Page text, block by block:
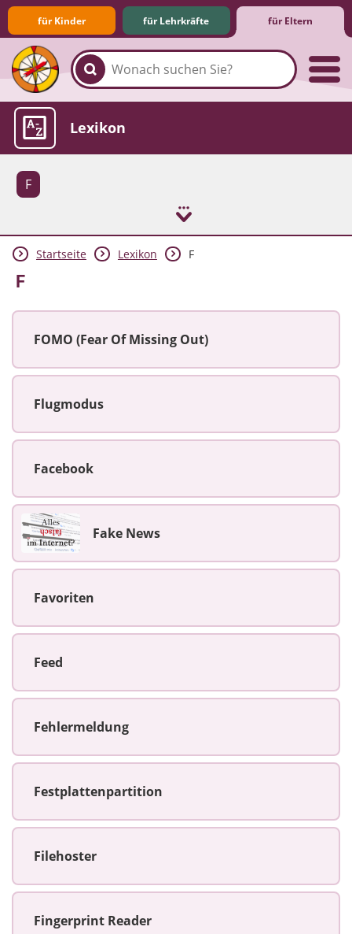
für Kinder für Lehrkräfte für Eltern
Familie & Medien
Spieletipps & Lernsoftware
Die Jüngsten im Netz
Lexikon
F
Aktuelles
Startseite Lexikon F
F
FOMO (Fear Of Missing Out)
Flugmodus
Facebook
Fake News
Favoriten
Feed
Fehlermeldung
Festplattenpartition
Filehoster
Fingerprint Reader